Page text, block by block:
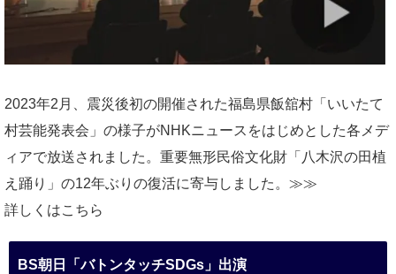
2023年2月、震災後初の開催された福島県飯舘村「いいたて
村芸能発表会」の様子がNHKニュースをはじめとした各メデ
ィアで放送されました。重要無形民俗文化財「八木沢の田植
え踊り」の12年ぶりの復活に寄与しました。≫≫
詳しくはこちら
BS朝日「バトンタッチSDGs」出演